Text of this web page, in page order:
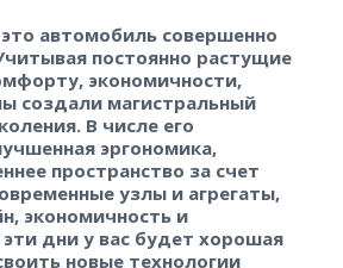
это автомобиль совершенно
постоянно растущие
экономичности,
создали магистральный
В числе его
эргономика,
пространство за счет
узлы и агрегаты,
экономичность и
эти дни у вас будет хорошая
новые технологии